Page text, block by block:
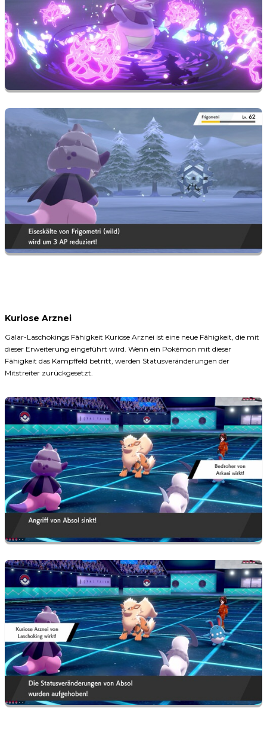
Kuriose Arznei
Galar-Laschokings Fähigkeit Kuriose Arznei ist eine neue Fähigkeit, die mit
dieser Erweiterung eingeführt wird. Wenn ein Pokémon mit dieser
Fähigkeit das Kampffeld betritt, werden Statusveränderungen der
Mitstreiter zurückgesetzt.